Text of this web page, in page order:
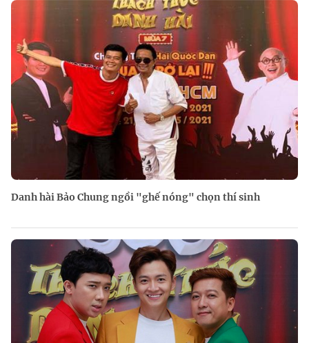
Danh hài Bảo Chung ngồi "ghế nóng" chọn thí sinh